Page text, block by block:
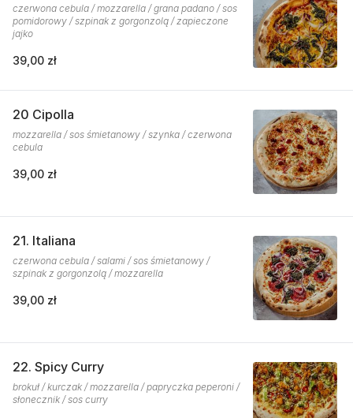
czerwona cebula / mozzarella / grana padano / sos
pomidorowy / szpinak z gorgonzolą / zapieczone
jajko
39,00 zł
20 Cipolla
mozzarella / sos śmietanowy / szynka / czerwona
cebula
39,00 zł
21. Italiana
czerwona cebula / salami / sos śmietanowy /
szpinak z gorgonzolą / mozzarella
39,00 zł
22. Spicy Curry
brokuł / kurczak / mozzarella / papryczka peperoni /
słonecznik / sos curry